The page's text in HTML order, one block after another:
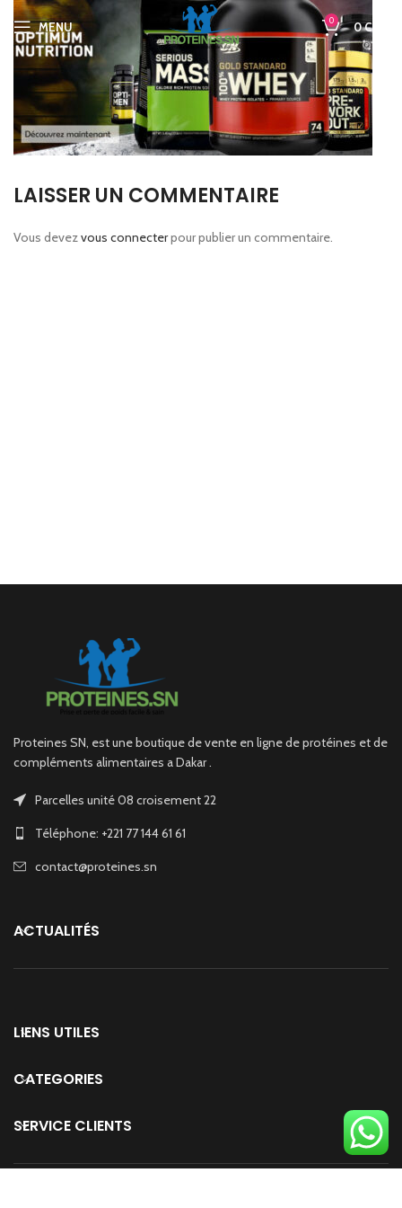
MENU 0 0CFA
LAISSER UN COMMENTAIRE
Vous devezvous connecterpour publier un commentaire.
Proteines SN, est une boutique de vente en ligne de protéines et de
compléments alimentaires a Dakar .
Parcelles unité 08 croisement 22
Téléphone: +221 77 144 61 61
contact@proteines.sn
ACTUALITÉS
LIENS UTILES
CATEGORIES
SERVICE CLIENTS